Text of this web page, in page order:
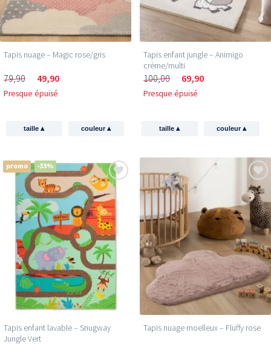
Tapis nuage – Magic rose/gris
79,90 49,90
Presque épuisé
taille▴ couleur▴
Tapis enfant jungle – Animigo
crème/multi
100,00 69,90
Presque épuisé
taille▴ couleur▴
promo -33%
Tapis enfant lavable – Snugway
Jungle Vert
Tapis nuage moelleux – Fluffy rose